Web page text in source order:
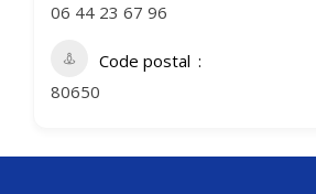
06 44 23 67 96
Code postal
80650